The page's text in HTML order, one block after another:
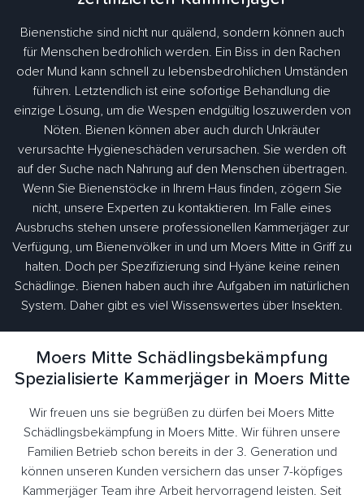
Bienenstiche sind nicht nur quälend, sondern können auch
für Menschen bedrohlich werden. Ein Biss in den Rachen
oder Mund kann schnell zu lebensbedrohlichen Umständen
führen. Letztendlich ist eine sofortige Behandlung die
einzige Lösung, um die Wespen endgültig loszuwerden von
Nöten. Bienen können aber auch durch Unkräuter
verursachte Hygieneschäden verursachen. Sie werden oft
auf der Suche nach Nahrung auf den Menschen übertragen.
Wenn Sie Bienenstöcke in Ihrem Haus finden, zögern Sie
nicht, unsere Experten zu kontaktieren. Im Falle eines
Ausbruchs stehen unsere professionellen Kammerjäger zur
Verfügung, um Bienenvölker in und um Moers Mitte in Griff zu
halten. Doch per Spezifizierung sind Hyäne keine reinen
Schädlinge. Bienen haben auch ihre Aufgaben im natürlichen
System. Daher gibt es viel Wissenswertes über Insekten.
Moers Mitte Schädlingsbekämpfung
Spezialisierte Kammerjäger in Moers Mitte
Wir freuen uns sie begrüßen zu dürfen bei Moers Mitte
Schädlingsbekämpfung in Moers Mitte. Wir führen unsere
Familien Betrieb schon bereits in der 3. Generation und
können unseren Kunden versichern das unser 7-köpfiges
Kammerjäger Team ihre Arbeit hervorragend leisten. Seit